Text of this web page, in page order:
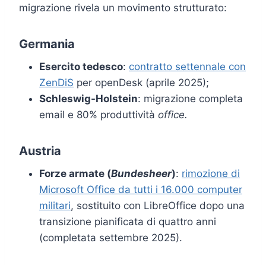
migrazione rivela un movimento strutturato:
Germania
Esercito tedesco: contratto settennale con
ZenDiS per openDesk (aprile 2025);
Schleswig-Holstein: migrazione completa
email e 80% produttività office.
Austria
Forze armate (Bundesheer): rimozione di
Microsoft Office da tutti i 16.000 computer
militari, sostituito con LibreOffice dopo una
transizione pianificata di quattro anni
(completata settembre 2025).